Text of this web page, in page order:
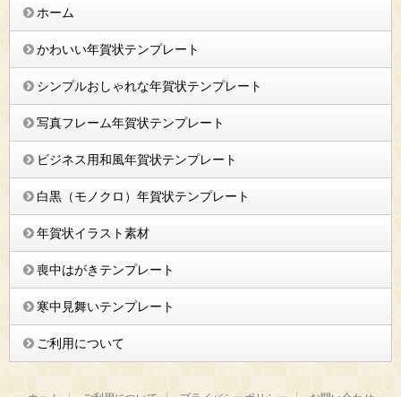
ホーム
かわいい年賀状テンプレート
シンプルおしゃれな年賀状テンプレート
写真フレーム年賀状テンプレート
ビジネス用和風年賀状テンプレート
白黒（モノクロ）年賀状テンプレート
年賀状イラスト素材
喪中はがきテンプレート
寒中見舞いテンプレート
ご利用について